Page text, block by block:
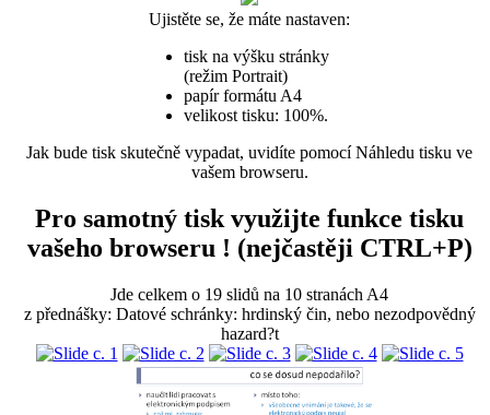
Ujistěte se, že máte nastaven:
tisk na výšku stránky
(režim Portrait)
papír formátu A4
velikost tisku: 100%.
Jak bude tisk skutečně vypadat, uvidíte pomocí Náhledu tisku ve
vašem browseru.
Pro samotný tisk využijte funkce tisku
vašeho browseru ! (nejčastěji CTRL+P)
Jde celkem o 19 slidů na 10 stranách A4
z přednášky: Datové schránky: hrdinský čin, nebo nezodpovědný
hazard?t